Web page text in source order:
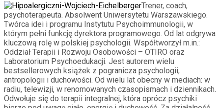
Trener, coach,
psychoterapeuta. Absolwent Uniwersytetu Warszawskiego.
Twórca idei i programu Instytutu Psychoimmunologii, w
którym pełni funkcję dyrektora programowego. Od lat odgrywa
kluczową rolę w polskiej psychologii. Współtworzył m.in.:
Oddział Terapii i Rozwoju Osobowości – OTIRO oraz
Laboratorium Psychoedukacji. Jest autorem wielu
bestsellerowych książek z pogranicza psychologii,
antropologii i duchowości. Od wielu lat obecny w mediach: w
radiu, telewizji, w renomowanych czasopismach i dziennikach.
Odwołuje się do terapii integralnej, która oprócz psychiki